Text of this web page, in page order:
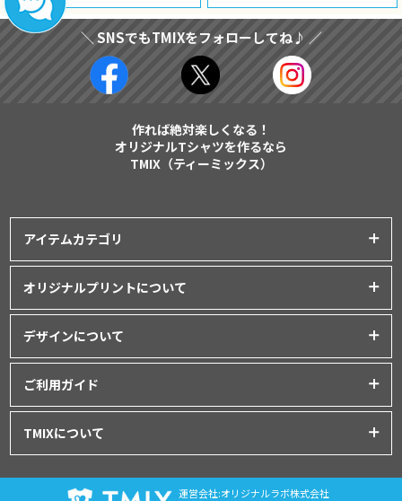
＼ SNSでもTMIXをフォローしてね♪ ／
作れば絶対楽しくなる！
オリジナルTシャツを作るなら
TMIX（ティーミックス）
アイテムカテゴリ
ポロシャツ│ スポーツウェア
パーカー・スウェット│ベビー服
バッグ・ポーチ
シャツ│ユニフォーム│パンツ
グッズ│マグカップ・ボトル│キャップ
オリジナルプリントについて
シルクスクリーンプリント
昇華転写プリント
フルグラフィックプリント
プリント方法について
デザインについて
デザインシミュレーター
データ入稿について
ご利用ガイド
ドンドン割について
TMIXについて
利用規約
運営会社:オリジナルラボ株式会社